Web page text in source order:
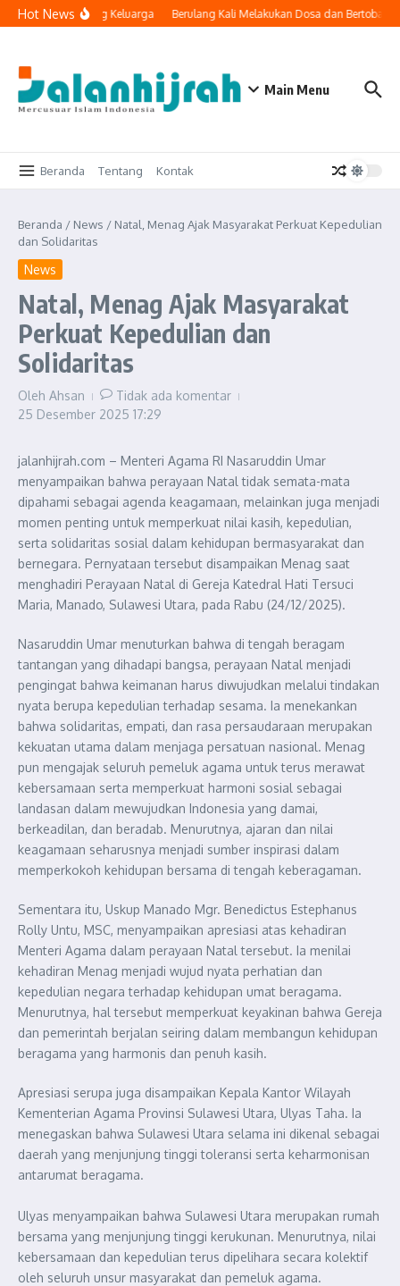
Lewati ke konten
Hot News
Masuk ke Ruang Keluarga Berulang Kali Melakukan Dosa dan Bertobat,
Main Menu
Beranda Tentang Kontak
Beranda / News / Natal, Menag Ajak Masyarakat Perkuat Kepedulian
dan Solidaritas
News
Natal, Menag Ajak Masyarakat
Perkuat Kepedulian dan
Solidaritas
Oleh Ahsan
Tidak ada komentar
25 Desember 2025 17:29
jalanhijrah.com – Menteri Agama RI Nasaruddin Umar
menyampaikan bahwa perayaan Natal tidak semata-mata
dipahami sebagai agenda keagamaan, melainkan juga menjadi
momen penting untuk memperkuat nilai kasih, kepedulian,
serta solidaritas sosial dalam kehidupan bermasyarakat dan
bernegara. Pernyataan tersebut disampaikan Menag saat
menghadiri Perayaan Natal di Gereja Katedral Hati Tersuci
Maria, Manado, Sulawesi Utara, pada Rabu (24/12/2025).
Nasaruddin Umar menuturkan bahwa di tengah beragam
tantangan yang dihadapi bangsa, perayaan Natal menjadi
pengingat bahwa keimanan harus diwujudkan melalui tindakan
nyata berupa kepedulian terhadap sesama. Ia menekankan
bahwa solidaritas, empati, dan rasa persaudaraan merupakan
kekuatan utama dalam menjaga persatuan nasional. Menag
pun mengajak seluruh pemeluk agama untuk terus merawat
kebersamaan serta memperkuat harmoni sosial sebagai
landasan dalam mewujudkan Indonesia yang damai,
berkeadilan, dan beradab. Menurutnya, ajaran dan nilai
keagamaan seharusnya menjadi sumber inspirasi dalam
memperkokoh kehidupan bersama di tengah keberagaman.
Sementara itu, Uskup Manado Mgr. Benedictus Estephanus
Rolly Untu, MSC, menyampaikan apresiasi atas kehadiran
Menteri Agama dalam perayaan Natal tersebut. Ia menilai
kehadiran Menag menjadi wujud nyata perhatian dan
kepedulian negara terhadap kehidupan umat beragama.
Menurutnya, hal tersebut memperkuat keyakinan bahwa Gereja
dan pemerintah berjalan seiring dalam membangun kehidupan
beragama yang harmonis dan penuh kasih.
Apresiasi serupa juga disampaikan Kepala Kantor Wilayah
Kementerian Agama Provinsi Sulawesi Utara, Ulyas Taha. Ia
menegaskan bahwa Sulawesi Utara selama ini dikenal sebagai
daerah yang menjunjung tinggi toleransi serta keharmonisan
antarumat beragama.
Ulyas menyampaikan bahwa Sulawesi Utara merupakan rumah
bersama yang menjunjung tinggi kerukunan. Menurutnya, nilai
kebersamaan dan kepedulian terus dipelihara secara kolektif
oleh seluruh unsur masyarakat dan pemeluk agama.